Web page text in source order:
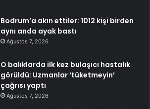
Bodrum’a akın ettiler: 1012 kişi birden
aynı anda ayak bastı
Ağustos 7, 2026
O balıklarda ilk kez bulaşıcı hastalık
görüldü: Uzmanlar ‘tüketmeyin’
çağrısı yaptı
Ağustos 7, 2026